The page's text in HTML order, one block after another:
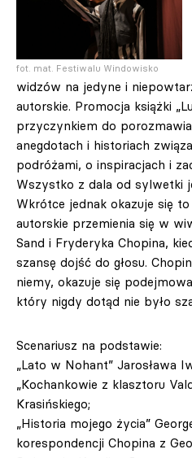
fot. mat. Festiwalu Windowisko
widzów na jedyne i
autorskie. Promocja książki
przyczynkiem do
anegdotach i historiach
podróżami, o inspiracjach i
Wszystko z dala od sylwetki
Wkrótce jednak okazuje się
autorskie przemienia się w
Sand i Fryderyka Chopina,
szansę dojść do głosu.
niemy, okazuje się
który nigdy dotąd nie było
Scenariusz na podstawie:
„Lato w Nohant” Jarosława
„Kochankowie z klasztoru
Krasińskiego;
„Historia mojego życia”
korespondencji Chopina z